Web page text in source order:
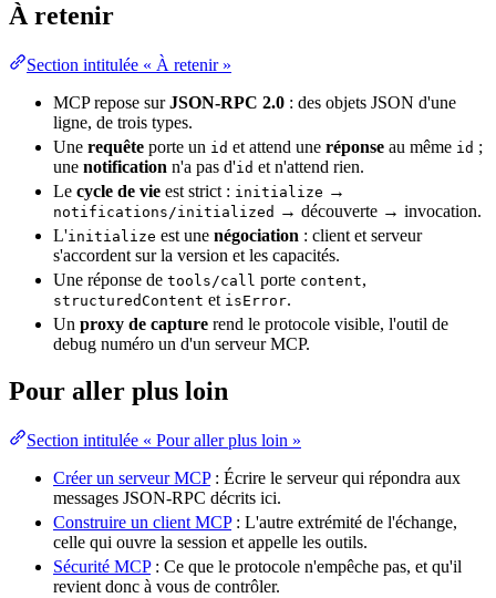
À retenir
Section intitulée « À retenir »
MCP repose surJSON-RPC 2.0 : des objets JSON d'une
ligne, de trois types.
Une requête porte un id et attend une réponse au même id ;
une notification n'a pas d'id et n'attend rien.
Le cycle de vie est strict : initialize →
notifications/initialized → découverte → invocation.
L'initialize est une négociation : client et serveur
s'accordent sur la version et les capacités.
Une réponse de tools/call porte content,
structuredContent et isError.
Un proxy de capture rend le protocole visible, l'outil de
debug numéro un d'un serveur MCP.
Pour aller plus loin
Section intitulée « Pour aller plus loin »
Créer un serveur MCP: Écrire le serveur qui répondra aux
messages JSON-RPC décrits ici.
Construire un client MCP: L'autre extrémité de l'échange,
celle qui ouvre la session et appelle les outils.
Sécurité MCP: Ce que le protocole n'empêche pas, et qu'il
revient donc à vous de contrôler.